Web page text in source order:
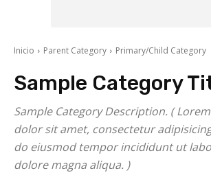
Inicio Parent Category Primary/Child Category
Sample Category
Sample Category Description. (
dolor sit amet, consectetur
do eiusmod tempor incididunt ut
dolore magna aliqua. )